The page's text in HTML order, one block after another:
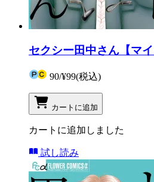
セクシー田中さん【マ
90/¥99(税込)
カートに追加
カートに追加しました
試し読み